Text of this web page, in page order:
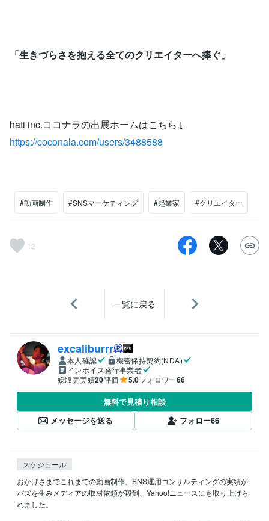
「生きづらさを抱える全てのクリエイターへ捧ぐ」
hati inc.ココナラの出展ホームはこちら↓
https://coconala.com/users/3488588
#動画制作 #SNSマーケティング #起業家 #クリエイター
12
一覧に戻る
excaliburrr
本人確認
機密保持契約(NDA)
インボイス発行事業者
総販売実績20評価 5.0フォロワー66
無料で見積り相談
メッセージを送る
フォロー66
スケジュール
おかげさまでこれまでの動画制作、SNS運用コンサルティングの実績が
バズを生みメディアの取材依頼が殺到、Yahoo!ニュースにも取り上げら
れました。